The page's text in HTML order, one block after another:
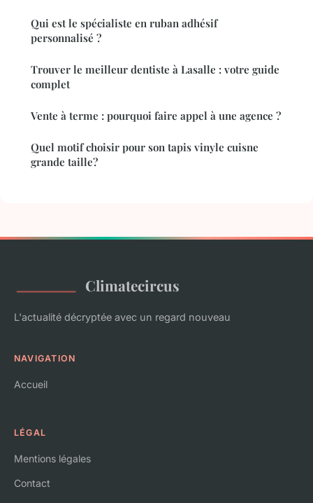
Qui est le spécialiste en ruban adhésif
personnalisé ?
Trouver le meilleur dentiste à Lasalle : votre guide
complet
Vente à terme : pourquoi faire appel à une agence ?
Quel motif choisir pour son tapis vinyle cuisne
grande taille?
Climatecircus
L'actualité décryptée avec un regard nouveau
NAVIGATION
Accueil
LÉGAL
Mentions légales
Contact